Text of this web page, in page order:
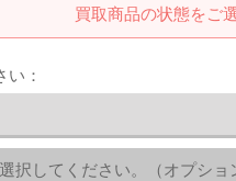
買取商品の状態をご
：
択してください。（オプショ